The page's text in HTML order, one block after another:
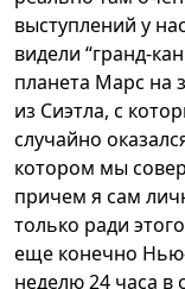
выступлений у
видели “гранд-
планета Марс на
из Сиэтла, с
случайно
котором мы
причем я сам
только ради
еще конечно
неделю 24 часа в